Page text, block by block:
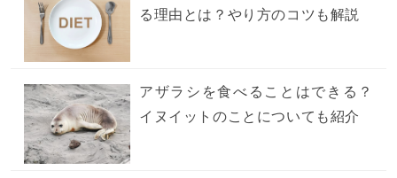
る理由とは？やり方のコツも解説
アザラシを食べることはできる？
イヌイットのことについても紹介